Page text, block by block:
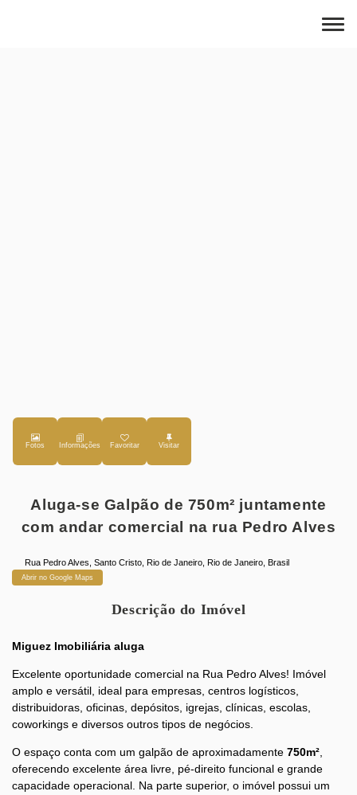
Fotos Favoritar
Aluga-se Galpão de 750m² juntamente
com andar comercial na rua Pedro Alves
Rua Pedro Alves ,Santo Cristo ,Rio de Janeiro ,Rio de Janeiro ,Brasil
Abrir no Google Maps
Descrição do Imóvel
Miguez Imobiliária aluga
Excelente oportunidade comercial na Rua Pedro Alves! Imóvel
amplo e versátil, ideal para empresas, centros logísticos,
distribuidoras, oficinas, depósitos, igrejas, clínicas, escolas,
coworkings e diversos outros tipos de negócios.
O espaço conta com um galpão de aproximadamente 750m²
oferecendo excelente área livre, pé-direito funcional e grande
capacidade operacional. Na parte superior, o imóvel possui um